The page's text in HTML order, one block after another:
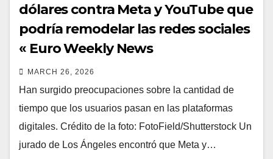
dólares contra Meta y YouTube que
podría remodelar las redes sociales
« Euro Weekly News
MARCH 26, 2026
Han surgido preocupaciones sobre la cantidad de
tiempo que los usuarios pasan en las plataformas
digitales. Crédito de la foto: FotoField/Shutterstock Un
jurado de Los Ángeles encontró que Meta y…